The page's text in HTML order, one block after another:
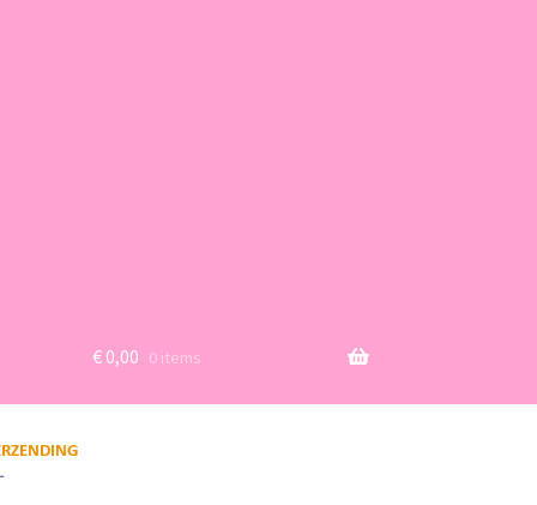
€0,00 0 items